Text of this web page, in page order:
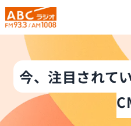
今、注目されて